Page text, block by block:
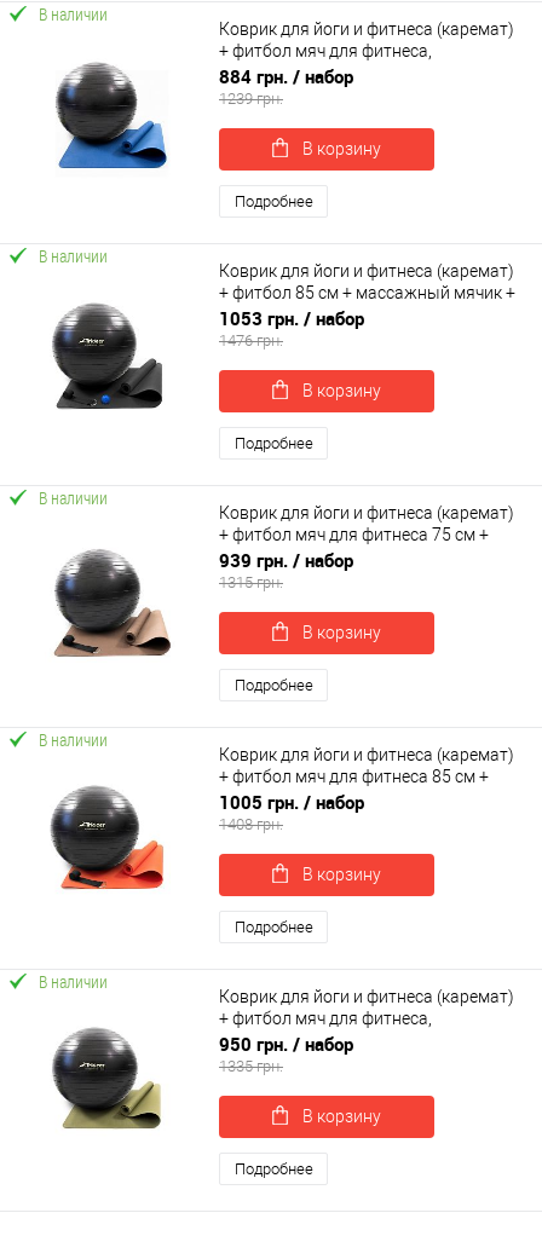
В наличии
Коврик для йоги и фитнеса (каремат)
+ фитбол мяч для фитнеса,
беременных 75 см OSPORT Set 92 (n-
0122)
884 грн. / набор
1239 грн.
В корзину
Подробнее
В наличии
Коврик для йоги и фитнеса (каремат)
+ фитбол 85 см + массажный мячик +
ремень для йоги OSPORT Set 101 (n-
0131)
1053 грн. / набор
1476 грн.
В корзину
Подробнее
В наличии
Коврик для йоги и фитнеса (каремат)
+ фитбол мяч для фитнеса 75 см +
ремень для йоги OSPORT Set 96 (n-
0126)
939 грн. / набор
1315 грн.
В корзину
Подробнее
В наличии
Коврик для йоги и фитнеса (каремат)
+ фитбол мяч для фитнеса 85 см +
ремень для йоги OSPORT Set 97 (n-
0127)
1005 грн. / набор
1408 грн.
В корзину
Подробнее
В наличии
Коврик для йоги и фитнеса (каремат)
+ фитбол мяч для фитнеса,
беременных 85 см OSPORT Set 93 (n-
0123)
950 грн. / набор
1335 грн.
В корзину
Подробнее